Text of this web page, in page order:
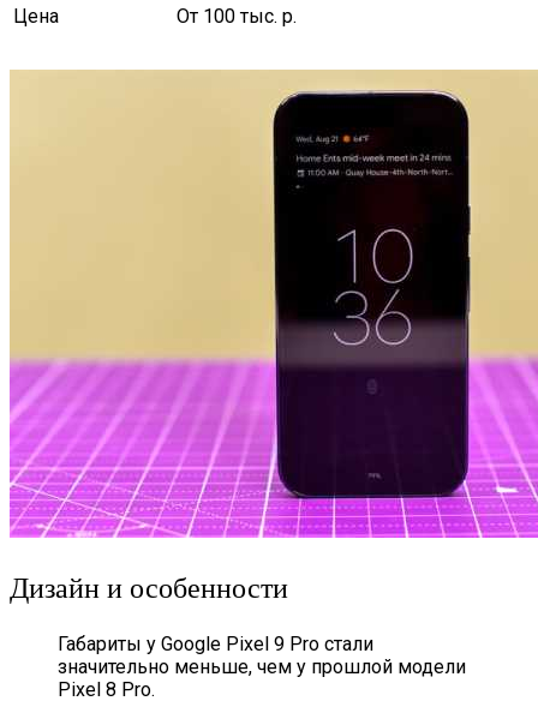
Цена От 100 тыс. р.
Дизайн и особенности
Габариты у Google Pixel 9 Pro стали
значительно меньше, чем у прошлой модели
Pixel 8 Pro.